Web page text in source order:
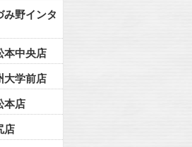
み野インタ
本中央店
大学前店
本店
店